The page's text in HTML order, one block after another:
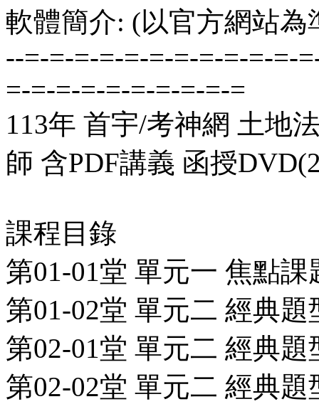
軟體簡介: (以官方網站為
--=-=-=-=-=-=-=-=-=-=-=-
=-=-=-=-=-=-=-=-=-=
113年 首宇/考神網 土地
師 含PDF講義 函授
課程目錄
第01-01堂 單元一 焦點課
第01-02堂 單元二 經典題
第02-01堂 單元二 經典題
第02-02堂 單元二 經典題